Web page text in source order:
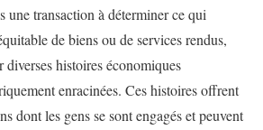
une transaction à déterminer ce qui
de biens ou de services rendus,
diverses histoires économiques
enracinées. Ces histoires offrent
dont les gens se sont engagés et peuvent